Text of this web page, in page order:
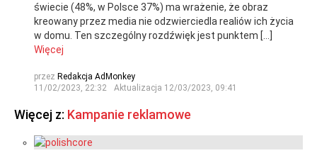
świecie (48%, w Polsce 37%) ma wrażenie, że obraz
kreowany przez media nie odzwierciedla realiów ich życia
w domu. Ten szczególny rozdźwięk jest punktem […]
Więcej
przez Redakcja AdMonkey
11/02/2023, 22:32
Aktualizacja 12/03/2023, 09:41
Więcej z: Kampanie reklamowe